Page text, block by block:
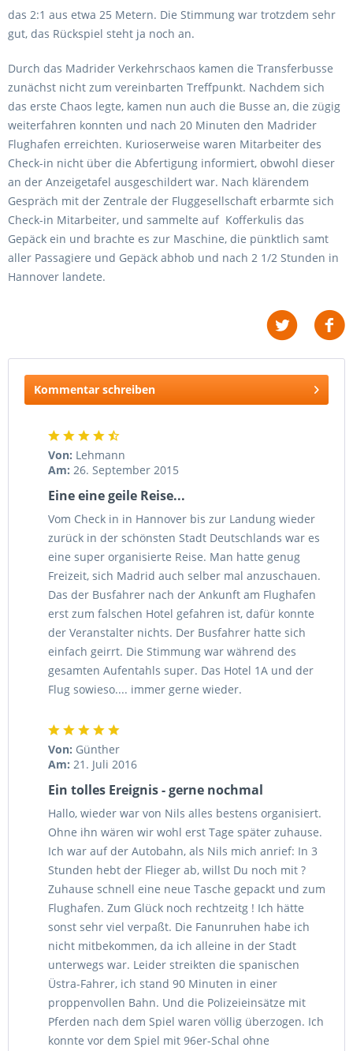
das 2:1 aus etwa 25 Metern. Die Stimmung war trotzdem sehr
gut, das Rückspiel steht ja noch an.
Durch das Madrider Verkehrschaos kamen die Transferbusse
zunächst nicht zum vereinbarten Treffpunkt. Nachdem sich
das erste Chaos legte, kamen nun auch die Busse an, die zügig
weiterfahren konnten und nach 20 Minuten den Madrider
Flughafen erreichten. Kurioserweise waren Mitarbeiter des
Check-in nicht über die Abfertigung informiert, obwohl dieser
an der Anzeigetafel ausgeschildert war. Nach klärendem
Gespräch mit der Zentrale der Fluggesellschaft erbarmte sich
Check-in Mitarbeiter, und sammelte auf Kofferkulis das
Gepäck ein und brachte es zur Maschine, die pünktlich samt
aller Passagiere und Gepäck abhob und nach 2 1/2 Stunden in
Hannover landete.
Kommentar schreiben
Von: Lehmann
Am: 26. September 2015
Eine eine geile Reise...
Vom Check in in Hannover bis zur Landung wieder
zurück in der schönsten Stadt Deutschlands war es
eine super organisierte Reise. Man hatte genug
Freizeit, sich Madrid auch selber mal anzuschauen.
Das der Busfahrer nach der Ankunft am Flughafen
erst zum falschen Hotel gefahren ist, dafür konnte
der Veranstalter nichts. Der Busfahrer hatte sich
einfach geirrt. Die Stimmung war während des
gesamten Aufentahls super. Das Hotel 1A und der
Flug sowieso.... immer gerne wieder.
Von: Günther
Am: 21. Juli 2016
Ein tolles Ereignis - gerne nochmal
Hallo, wieder war von Nils alles bestens organisiert.
Ohne ihn wären wir wohl erst Tage später zuhause.
Ich war auf der Autobahn, als Nils mich anrief: In 3
Stunden hebt der Flieger ab, willst Du noch mit ?
Zuhause schnell eine neue Tasche gepackt und zum
Flughafen. Zum Glück noch rechtzeitg ! Ich hätte
sonst sehr viel verpaßt. Die Fanunruhen habe ich
nicht mitbekommen, da ich alleine in der Stadt
unterwegs war. Leider streikten die spanischen
Üstra-Fahrer, ich stand 90 Minuten in einer
proppenvollen Bahn. Und die Polizeieinsätze mit
Pferden nach dem Spiel waren völlig überzogen. Ich
konnte vor dem Spiel mit 96er-Schal ohne